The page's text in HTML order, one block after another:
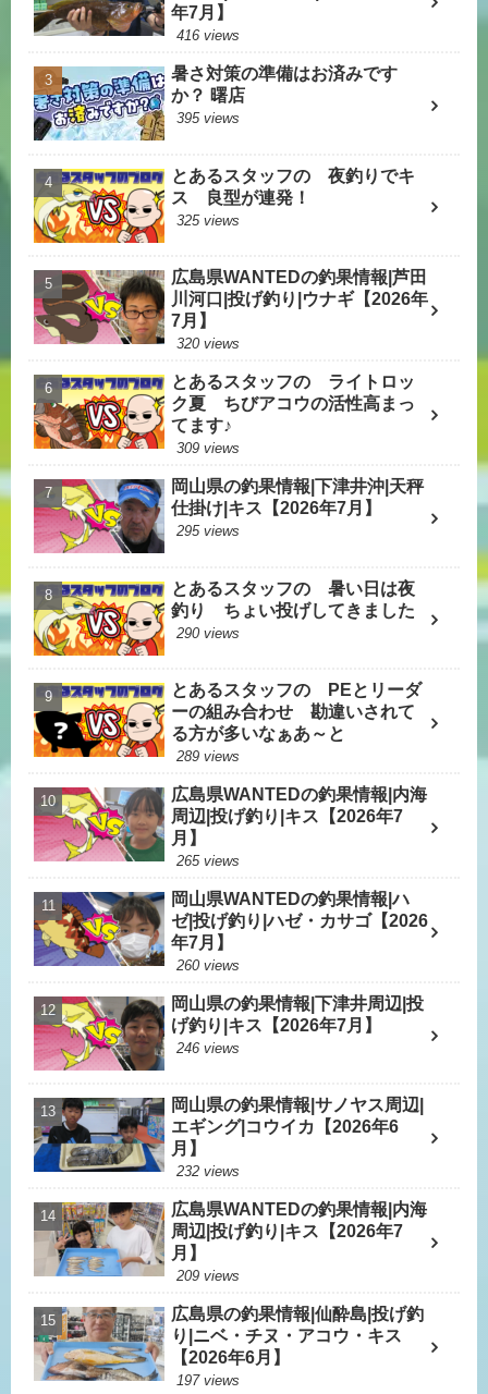
年7月】
416 views
暑さ対策の準備はお済みです
か？ 曙店
395 views
とあるスタッフの 夜釣りでキ
ス 良型が連発！
325 views
広島県WANTEDの釣果情報|芦田
川河口|投げ釣り|ウナギ【2026年
7月】
320 views
とあるスタッフの ライトロッ
ク夏 ちびアコウの活性高まっ
てます♪
309 views
岡山県の釣果情報|下津井沖|天秤
仕掛け|キス【2026年7月】
295 views
とあるスタッフの 暑い日は夜
釣り ちょい投げしてきました
290 views
とあるスタッフの PEとリーダ
ーの組み合わせ 勘違いされて
る方が多いなぁあ～と
289 views
広島県WANTEDの釣果情報|内海
周辺|投げ釣り|キス【2026年7
月】
265 views
岡山県WANTEDの釣果情報|ハ
ゼ|投げ釣り|ハゼ・カサゴ【2026
年7月】
260 views
岡山県の釣果情報|下津井周辺|投
げ釣り|キス【2026年7月】
246 views
岡山県の釣果情報|サノヤス周辺|
エギング|コウイカ【2026年6
月】
232 views
広島県WANTEDの釣果情報|内海
周辺|投げ釣り|キス【2026年7
月】
209 views
広島県の釣果情報|仙酔島|投げ釣
り|ニベ・チヌ・アコウ・キス
【2026年6月】
197 views